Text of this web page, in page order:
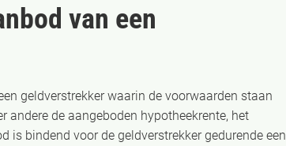
van een
geldverstrekker waarin de voorwaarden staan
de aangeboden hypotheekrente, het
is bindend voor de geldverstrekker gedurende een